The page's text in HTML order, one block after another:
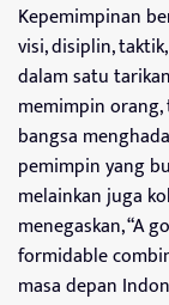
Kepemimpinan
visi, disiplin,
dalam satu
memimpin
bangsa
pemimpin yang
melainkan juga
menegaskan, “A
formidable
masa depan